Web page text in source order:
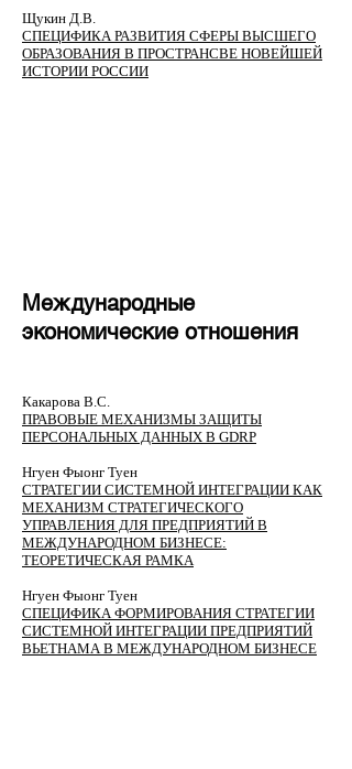
Щукин Д.В.
СПЕЦИФИКА РАЗВИТИЯ СФЕРЫ ВЫСШЕГО
ОБРАЗОВАНИЯ В ПРОСТРАНСВЕ НОВЕЙШЕЙ
ИСТОРИИ РОССИИ
Международные
экономические отношения
Какарова В.С.
ПРАВОВЫЕ МЕХАНИЗМЫ ЗАЩИТЫ
ПЕРСОНАЛЬНЫХ ДАННЫХ В GDRP
Нгуен Фыонг Туен
СТРАТЕГИИ СИСТЕМНОЙ ИНТЕГРАЦИИ КАК
МЕХАНИЗМ СТРАТЕГИЧЕСКОГО
УПРАВЛЕНИЯ ДЛЯ ПРЕДПРИЯТИЙ В
МЕЖДУНАРОДНОМ БИЗНЕСЕ:
ТЕОРЕТИЧЕСКАЯ РАМКА
Нгуен Фыонг Туен
СПЕЦИФИКА ФОРМИРОВАНИЯ СТРАТЕГИИ
СИСТЕМНОЙ ИНТЕГРАЦИИ ПРЕДПРИЯТИЙ
ВЬЕТНАМА В МЕЖДУНАРОДНОМ БИЗНЕСЕ